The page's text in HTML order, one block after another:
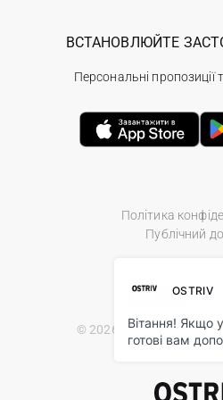
Політика
Публічний
© 2026 Ostriv.ua Store.
ВСТАНОВЛЮЙТЕ
Персональні пропозиції